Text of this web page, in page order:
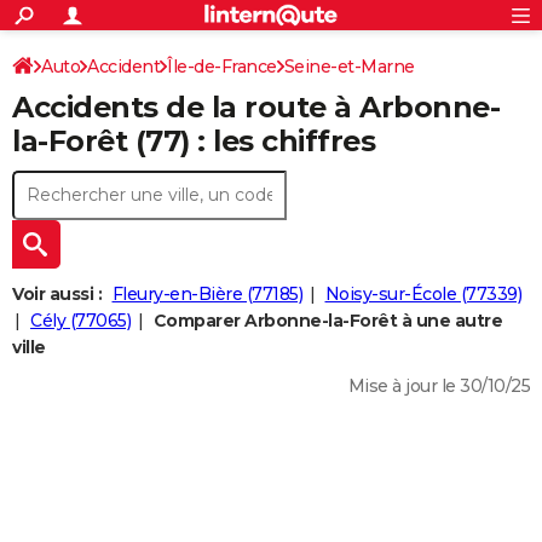
ACTUALITÉS
Politique
Société
Faits Divers
Education
Monde
Villes
+
SPORT
Coupe du monde 2026
Football
Tennis
Cyclisme
Rugby
Forum
CULTURE
Programme TV
TNT
Streaming
Cinéma
Sorties cinéma
Musique
+
FINANCE
Retraite
Impôts
Epargne
Immobilier
Risques naturels par ville
Banque
Assurance
Crédit
AUTO
Essais
Réserver un essai
Citadines
Berlines
SUV
Forum auto
+
HIGH-TECH
Mobiles
Meilleur smartphone
Internet
Ordinateurs
Jeux vidéo
Guide high-tech
BRICOLAGE
Rechercher
S'inscrire
Connexion
Auto Accident Île-de-France Seine-et-Marne
Accidents de la route à Arbonne-
la-Forêt (77) : les chiffres
Voir aussi : Fleury-en-Bière (77185)
Noisy-sur-École (77339)
Cély (77065)
Comparer Arbonne-la-Forêt à une autre
ville
Mise à jour le 30/10/25